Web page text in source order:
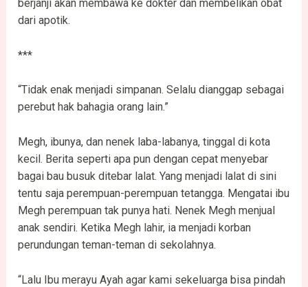
berjanji akan membawa ke dokter dan membelikan obat
dari apotik.
***
“Tidak enak menjadi simpanan. Selalu dianggap sebagai
perebut hak bahagia orang lain.”
Megh, ibunya, dan nenek laba-labanya, tinggal di kota
kecil. Berita seperti apa pun dengan cepat menyebar
bagai bau busuk ditebar lalat. Yang menjadi lalat di sini
tentu saja perempuan-perempuan tetangga. Mengatai ibu
Megh perempuan tak punya hati. Nenek Megh menjual
anak sendiri. Ketika Megh lahir, ia menjadi korban
perundungan teman-teman di sekolahnya.
“Lalu Ibu merayu Ayah agar kami sekeluarga bisa pindah